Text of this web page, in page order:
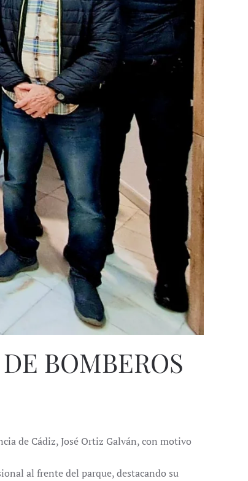
BOMBEROS
de Cádiz, José Ortiz Galván, con motivo
al frente del parque, destacando su